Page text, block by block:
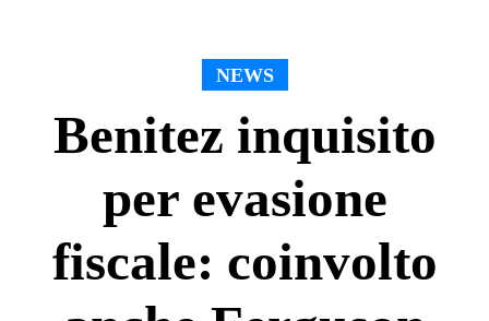
NEWS
Benitez inquisito
per evasione
fiscale: coinvolto